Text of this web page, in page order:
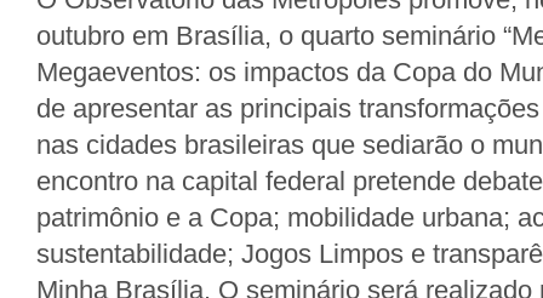
outubro em Brasília, o quarto seminário
Megaeventos: os impactos da Copa do
de apresentar as principais
nas cidades brasileiras que sediarão o
encontro na capital federal pretende
patrimônio e a Copa; mobilidade urbana;
sustentabilidade; Jogos Limpos e
Minha Brasília. O seminário será realizado